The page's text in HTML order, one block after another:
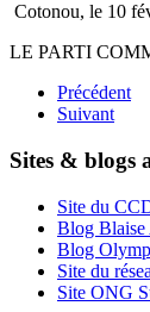
Cotonou, le 10
LE PARTI
Précédent
Suivant
Sites & blogs
Site du
Blog Blaise
Blog
Site du
Site ONG